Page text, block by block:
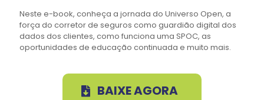
Neste e-book, conheça a jornada do Universo Open, a
força do corretor de seguros como guardião digital dos
dados dos clientes, como funciona uma SPOC, as
oportunidades de educação continuada e muito mais.
BAIXE AGORA